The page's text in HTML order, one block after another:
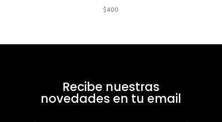
$400
Recibe nuestras
novedades en tu email